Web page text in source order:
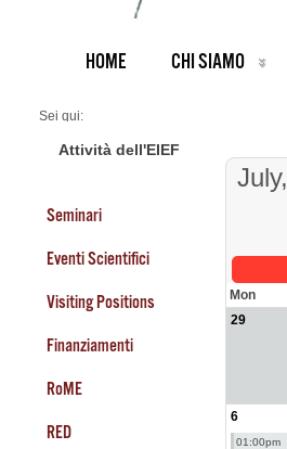
HOME CHI SIAMO
Sei qui:
Seminars 2026
Attività dell'EIEF
Seminari
Eventi Scientifici
Visiting Positions
Finanziamenti
RoME
RED
July,
Mon
29
6
01:00pm